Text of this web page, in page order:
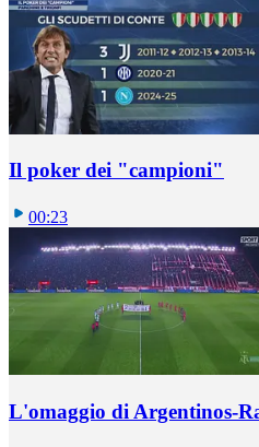
Il poker dei "campioni"
00:23
L'omaggio di Argentinos-